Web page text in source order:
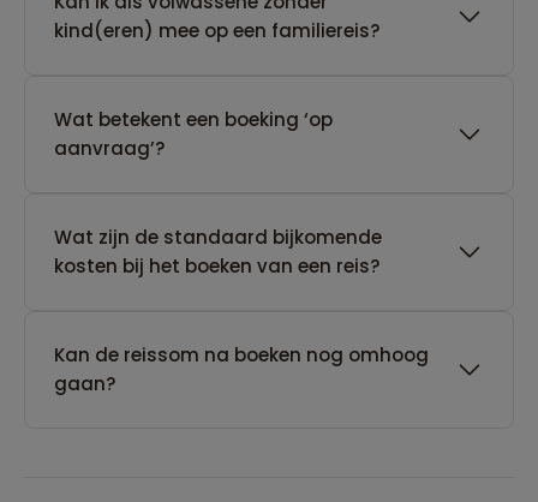
kind(eren) mee op een familiereis?
Wat betekent een boeking ‘op
aanvraag’?
Wat zijn de standaard bijkomende
kosten bij het boeken van een reis?
Kan de reissom na boeken nog omhoog
gaan?